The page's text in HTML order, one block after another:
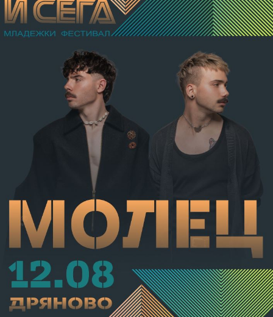
разстройство на здравето, неопасно за живота.
Престъплението бе класифицирано по чл.131 ал.1
т.12 пр.1, вр. чл.130 ал.1 от НК, като А.Н. е освободен
от наказателна отговорност и му е наложено
административно наказание по реда на чл.78а ал.1
от НК – глоба в размер на 306,77 евро.
С постановление на Районна прокуратура-Габрово
В.А. е бил задържан за срок до 72 часа, а с
определение на Районен съд-Габрово спрямо него е
взета мярка за неотклонение „домашен арест“.
Съдебният акт е окончателен.